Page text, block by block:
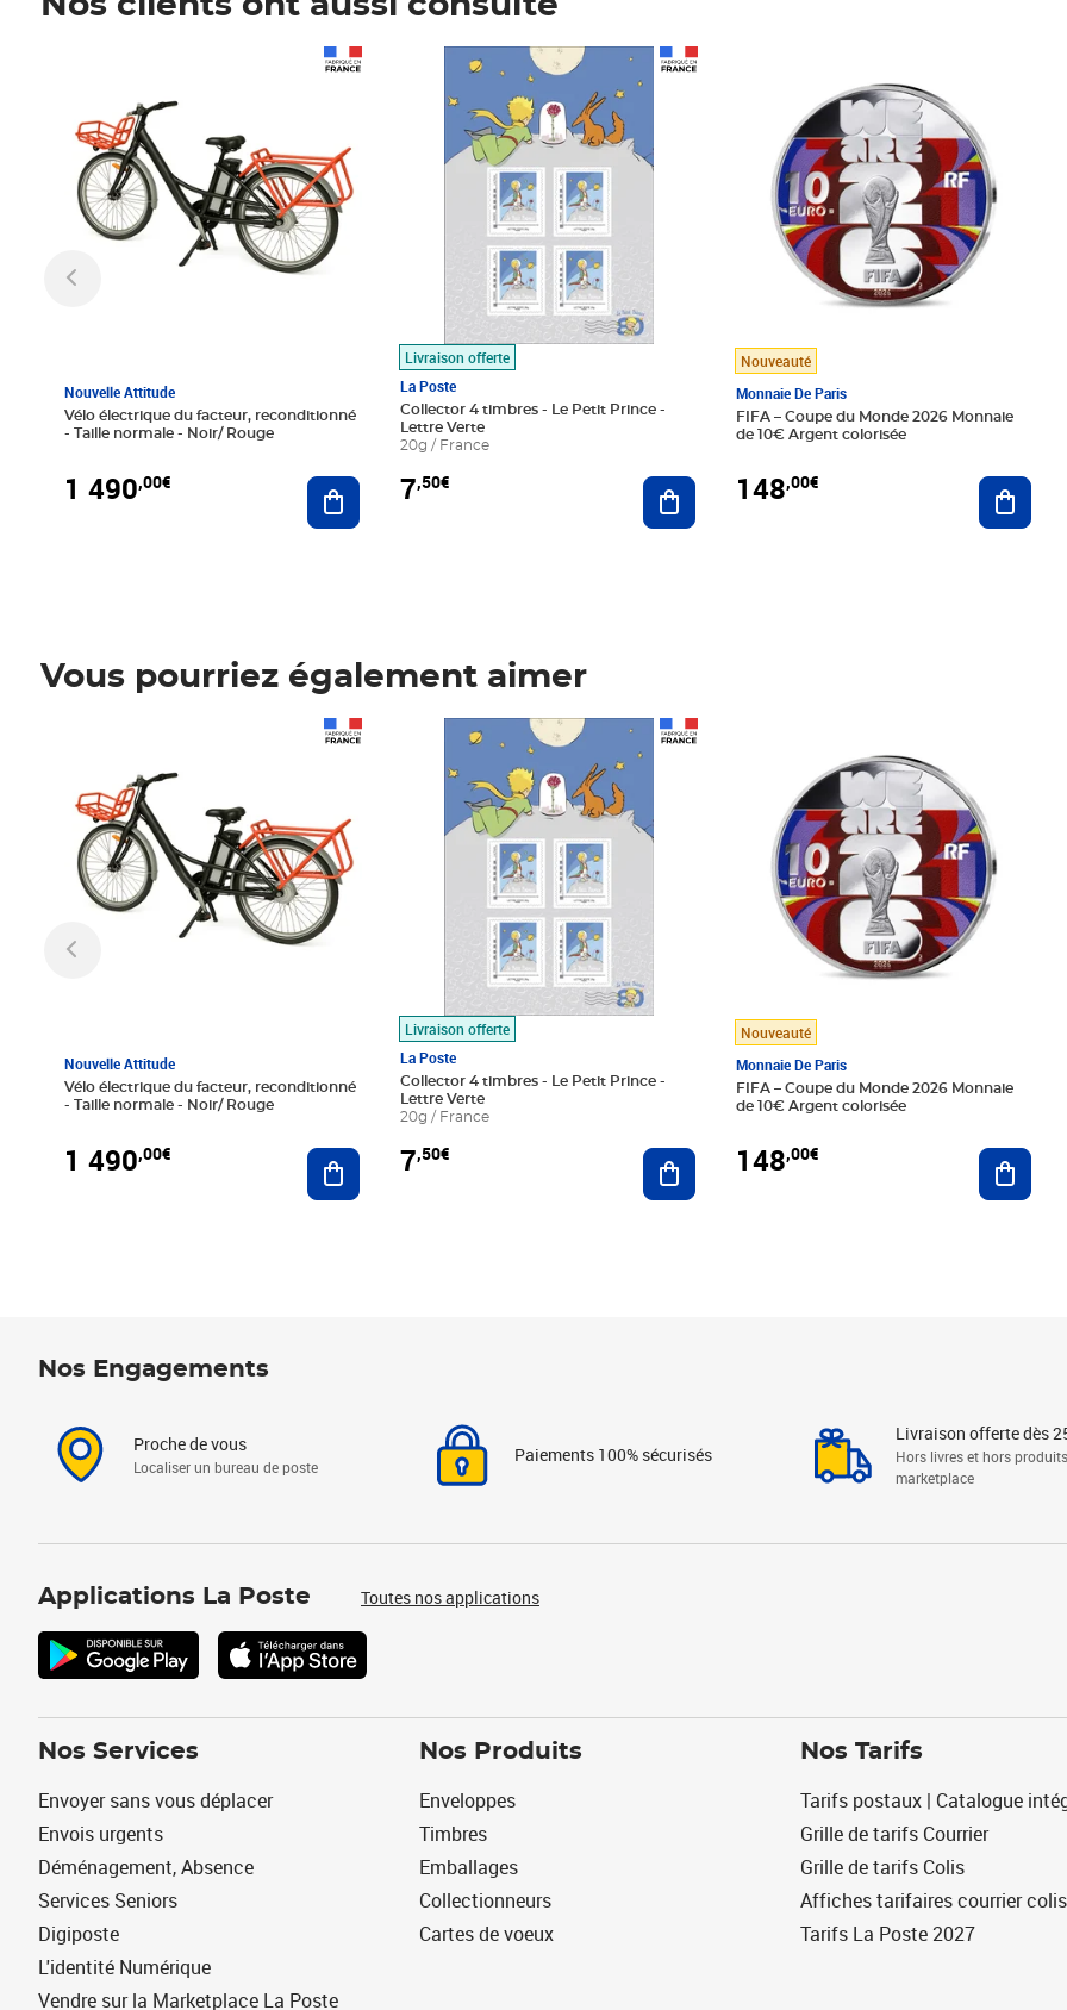
Nouvelle Attitude
Vélo électrique du facteur, reconditionné
- Taille normale - Noir/ Rouge
1 490,00€ Ajouter au panier
Livraison offerte
La Poste
Collector 4 timbres - Le Petit Prince -
Lettre Verte
20g / France
7,50€
Prix 7,50€
Ajouter au panier
Nouveauté
Monnaie De Paris
FIFA – Coupe du Monde 2026 Monnaie
de 10€ Argent colorisée
148,00€
Vous pourriez également aimer
Nouvelle Attitude
Vélo électrique du facteur, reconditionné
- Taille normale - Noir/ Rouge
1 490,00€ Ajouter au panier
Livraison offerte
La Poste
Collector 4 timbres - Le Petit Prince -
Lettre Verte
20g / France
7,50€
Prix 7,50€
Ajouter au panier
Nouveauté
Monnaie De Paris
FIFA – Coupe du Monde 2026 Monnaie
de 10€ Argent colorisée
148,00€
Nos Engagements
Proche de vous
Localiser un bureau de poste
Paiements 100% sécurisés
Livraison offerte dès
Hors livres et hors produits
marketplace
Applications La Poste Toutes nos applications
Nos Services
Envoyer sans vous déplacer
Envois urgents
Déménagement, Absence
Services Seniors
Digiposte
L'identité Numérique
Vendre sur la Marketplace La Poste
Nos Produits
Enveloppes
Timbres
Emballages
Collectionneurs
Cartes de voeux
Nos Tarifs
Tarifs postaux | Catalogue
Grille de tarifs Courrier
Grille de tarifs Colis
Affiches tarifaires courrier colis
Tarifs La Poste 2027